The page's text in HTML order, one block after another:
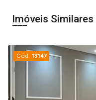
Imóveis Similares
Cód. 13147